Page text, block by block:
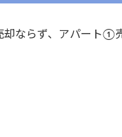
ならず、アパート①